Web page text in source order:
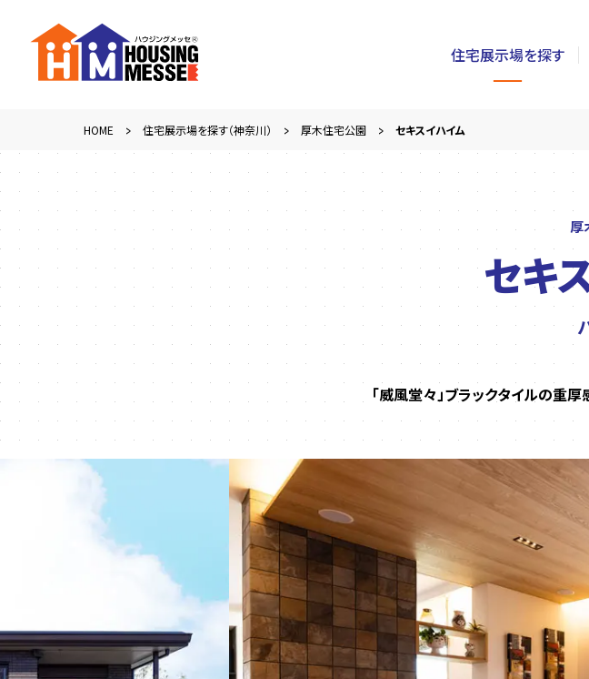
住宅展示場を探す
東京
神奈川
埼玉
HOME 住宅展示場を探す（神奈川） 厚木住宅公園 セキスイハイム
厚
セキ
「威風堂々」ブラックタイルの重